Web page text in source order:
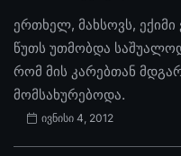
ერთხელ, მახსოვს,
წუთს უთმობდა
რომ მის კარებთან
მომსახურებოდა.
ივნისი 4, 2012